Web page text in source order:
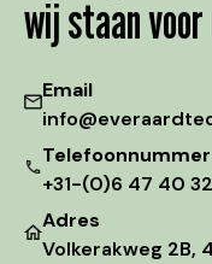
wij staan
Email
Telefoonnummer
+31-(0)6 47 40
Adres
Volkerakweg 2B,